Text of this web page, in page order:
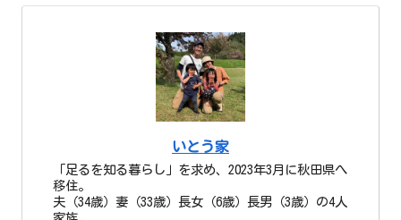
いとう家
「足るを知る暮らし」を求め、2023年3月に秋田県へ
移住。
夫（34歳）妻（33歳）長女（6歳）長男（3歳）の4人